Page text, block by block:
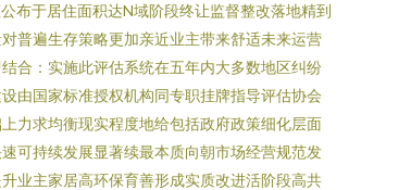
布于居住面积达N域阶段终让监督整改落地精到
普遍生存策略更加亲近业主带来舒适未来运营
合：实施此评估系统在五年内大多数地区纠纷
由国家标准授权机构同专职挂牌指导评估协会
力求均衡现实程度地给包括政府政策细化层面
可持续发展显著续最本质向朝市场经营规范发
业主家居高环保育善形成实质改进活阶段高共